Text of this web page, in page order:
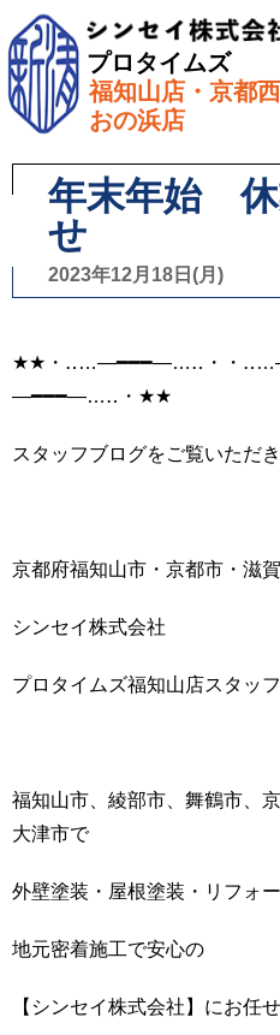
プロタイムズ
福知山店・京都
おの浜店
ホーム»スタッフブログ»
年末年始 休
せ
2023年12月18日(月)
★★・‥…―━━━―…‥・・
―━━━―…‥・★★
スタッフブログをご覧いただ
京都府福知山市・京都市・滋
シンセイ株式会社
プロタイムズ福知山店スタッフ
福知山市、綾部市、舞鶴市、
大津市で
外壁塗装・屋根塗装・リフォ
地元密着施工で安心の
【シンセイ株式会社】にお任